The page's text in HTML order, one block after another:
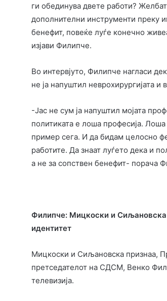
ги обединува двете работи?
дополнителни инструменти преку
бенефит, повеќе луѓе конечно
изјави Филипче.
Во интервјуто, Филипче нагласи
не ја напуштил неврохирургијата
-Јас не сум ја напуштил мојата
политиката е лоша професија.
пример сега. И да бидам целосно
работите. Да знаат луѓето дека и
а не за сопствен бенефит- порача
Филипче: Мицкоски и Сиљановска
идентитет
Мицкоски и Сиљановска признаа,
претседателот на СДСМ, Венко
телевизија.